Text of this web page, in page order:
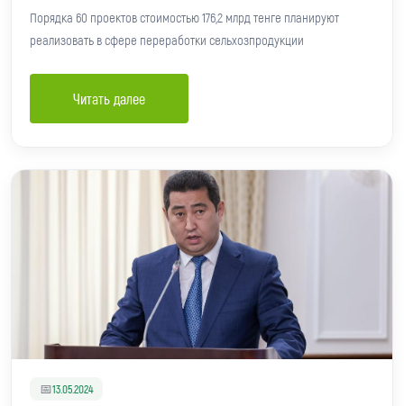
Порядка 60 проектов стоимостью 176,2 млрд тенге планируют
реализовать в сфере переработки сельхозпродукции
Читать далее
📅13.05.2024